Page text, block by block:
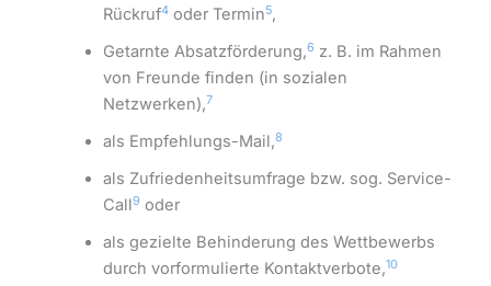
Rückruf4oder Termin5,
Getarnte Absatzförderung,6 z. B. im Rahmen
von Freunde finden (in sozialen
Netzwerken),7
als Empfehlungs-Mail,8
als Zufriedenheitsumfrage bzw. sog. Service-
Call9 oder
als gezielte Behinderung des Wettbewerbs
durch vorformulierte Kontaktverbote,10